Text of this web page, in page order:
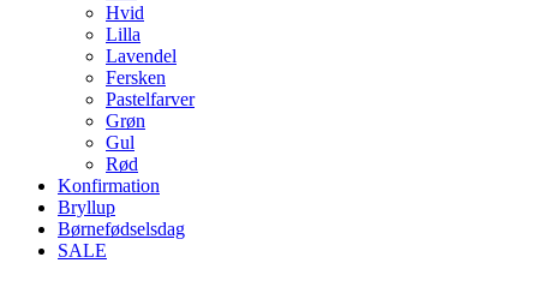
Hvid
Lilla
Lavendel
Fersken
Pastelfarver
Grøn
Gul
Rød
Konfirmation
Bryllup
Børnefødselsdag
SALE